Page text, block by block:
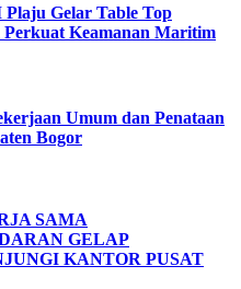
Gelar Table Top
Perkuat Keamanan Maritim
Umum dan Penataan
Bogor
SAMA
GELAP
KANTOR PUSAT